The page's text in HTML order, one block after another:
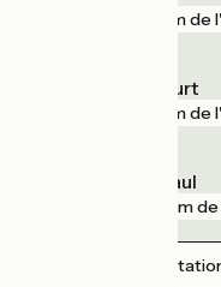
7 km
Rieux - Angicourt
7 km
Villers-Saint-Paul
10 km
Nabijgelegen